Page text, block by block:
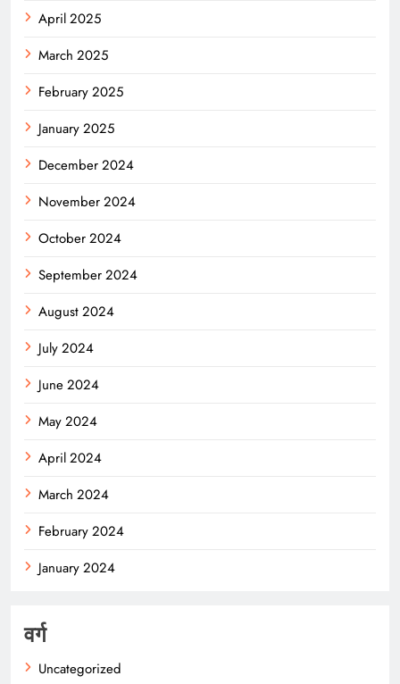
April 2025
March 2025
February 2025
January 2025
December 2024
November 2024
October 2024
September 2024
August 2024
July 2024
June 2024
May 2024
April 2024
March 2024
February 2024
January 2024
वर्ग
Uncategorized